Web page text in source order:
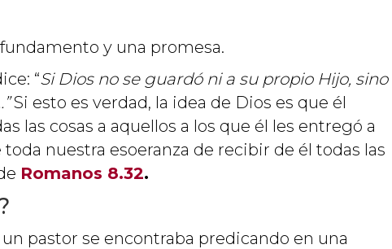
y una promesa.
“Si Dios no se guardó ni a su propio Hijo, sino
Si esto es verdad, la idea de Dios es que él
las cosas a aquellos a los que él les entregó a
nuestra esoeranza de recibir de él todas las
Romanos 8.32.
pastor se encontraba predicando en una